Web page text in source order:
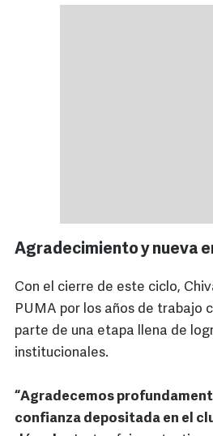
Agradecimiento y nueva
Con el cierre de este ciclo,
PUMA por los años de trabajo
parte de una etapa llena de
institucionales.
“Agradecemos
confianza depositada en el